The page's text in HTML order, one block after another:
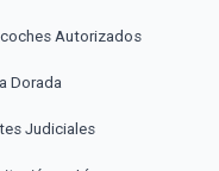
Autorizados
Dorada
Judiciales